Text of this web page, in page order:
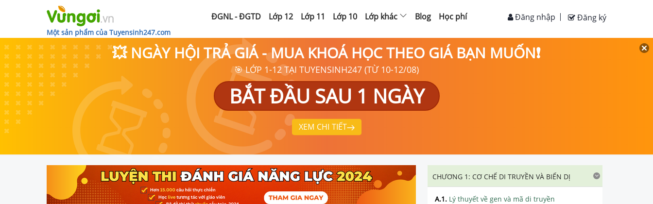
Một sản phẩm của Tuyensinh247.com
ĐGNL - ĐGTD Lớp 12 Lớp 11 Lớp 10 Lớp khác Blog Học phí Đăng ký
Đăng nhập
💥 NGÀY HỘI TRẢ GIÁ - MUA KHOÁ HỌC THEO GIÁ BẠN MUỐN❗
🎯 LỚP 1-12 TẠI TUYENSINH247 (TỪ 10-12/08)
BẮT ĐẦU SAU 1 NGÀY
XEM CHI TIẾT
CHƯƠNG 1: CƠ CHẾ DI TRUYỀN VÀ BIẾN DỊ
A.1. Lý thuyết về gen và mã di truyền